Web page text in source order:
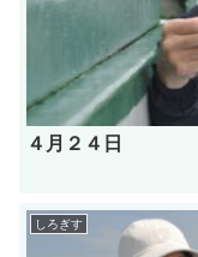
４月２４日
しろぎす